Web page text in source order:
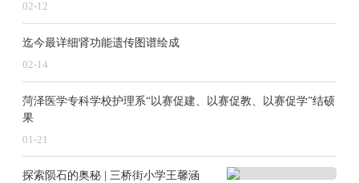
02-12
迄今最详细肾功能遗传图谱绘成
02-14
菏泽医学专科学校护理系“以赛促建、以赛促教、以赛促学”结硕
果
01-21
探索陨石的奥秘 | 三桥街小学王馨涵